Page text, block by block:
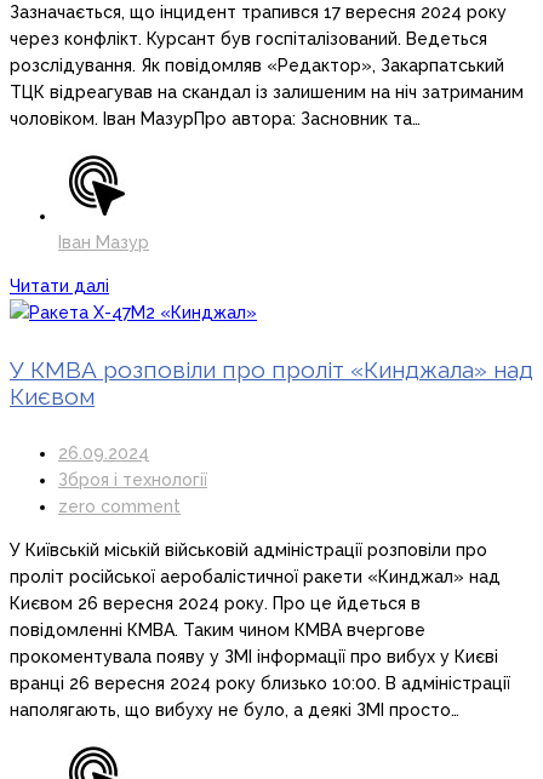
Зазначається, що інцидент трапився 17 вересня 2024 року
через конфлікт. Курсант був госпіталізований. Ведеться
розслідування. Як повідомляв «Редактор», Закарпатський
ТЦК відреагував на скандал із залишеним на ніч затриманим
чоловіком. Іван МазурПро автора: Засновник та…
Іван Мазур
Читати далі
У КМВА розповіли про проліт «Кинджала» над
Києвом
26.09.2024
Зброя і технології
zero comment
У Київській міській військовій адміністрації розповіли про
проліт російської аеробалістичної ракети «Кинджал» над
Києвом 26 вересня 2024 року. Про це йдеться в
повідомленні КМВА. Таким чином КМВА вчергове
прокоментувала появу у ЗМІ інформації про вибух у Києві
вранці 26 вересня 2024 року близько 10:00. В адміністрації
наполягають, що вибуху не було, а деякі ЗМІ просто…